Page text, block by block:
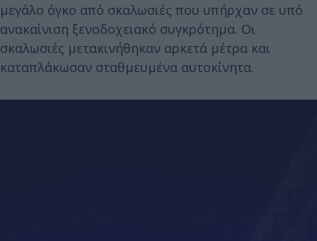
μεγάλο όγκο από σκαλωσιές που υπήρχαν σε υπό
ανακαίνιση ξενοδοχειακό συγκρότημα. Οι
σκαλωσιές μετακινήθηκαν αρκετά μέτρα και
καταπλάκωσαν σταθμευμένα αυτοκίνητα.